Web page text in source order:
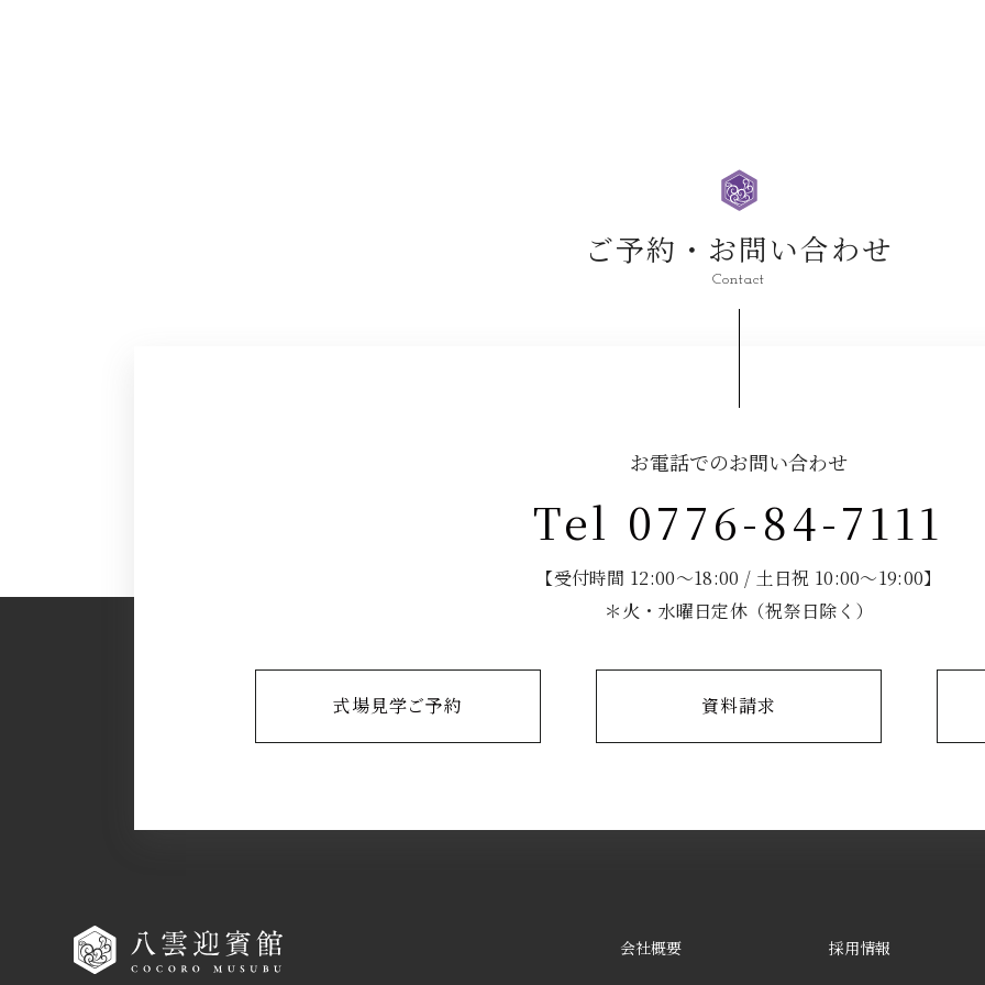
ご予約・お問い合わせ
Contact
お電話でのお問い合わせ
Tel 0776-84-7111
【受付時間 12:00～18:00 / 土日祝 10:00～19:00】
＊火・水曜日定休（祝祭日除く）
式場見学ご予約 資料請求
会社概要 採用情報